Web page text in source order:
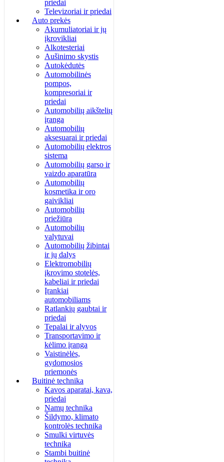
priedai
Televizoriai ir priedai
Auto prekės
Akumuliatoriai ir jų
įkrovikliai
Alkotesteriai
Aušinimo skystis
Autokėdutės
Automobilinės
pompos,
kompresoriai ir
priedai
Automobilių aikštelių
įranga
Automobilių
aksesuarai ir priedai
Automobilių elektros
sistema
Automobilių garso ir
vaizdo aparatūra
Automobilių
kosmetika ir oro
gaivikliai
Automobilių
priežiūra
Automobilių
valytuvai
Automobilių žibintai
ir jų dalys
Elektromobilių
įkrovimo stotelės,
kabeliai ir priedai
Įrankiai
automobiliams
Ratlankių gaubtai ir
priedai
Tepalai ir alyvos
Transportavimo ir
kėlimo įranga
Vaistinėlės,
gydomosios
priemonės
Buitinė technika
Kavos aparatai, kava,
priedai
Namų technika
Šildymo, klimato
kontrolės technika
Smulki virtuvės
technika
Stambi buitinė